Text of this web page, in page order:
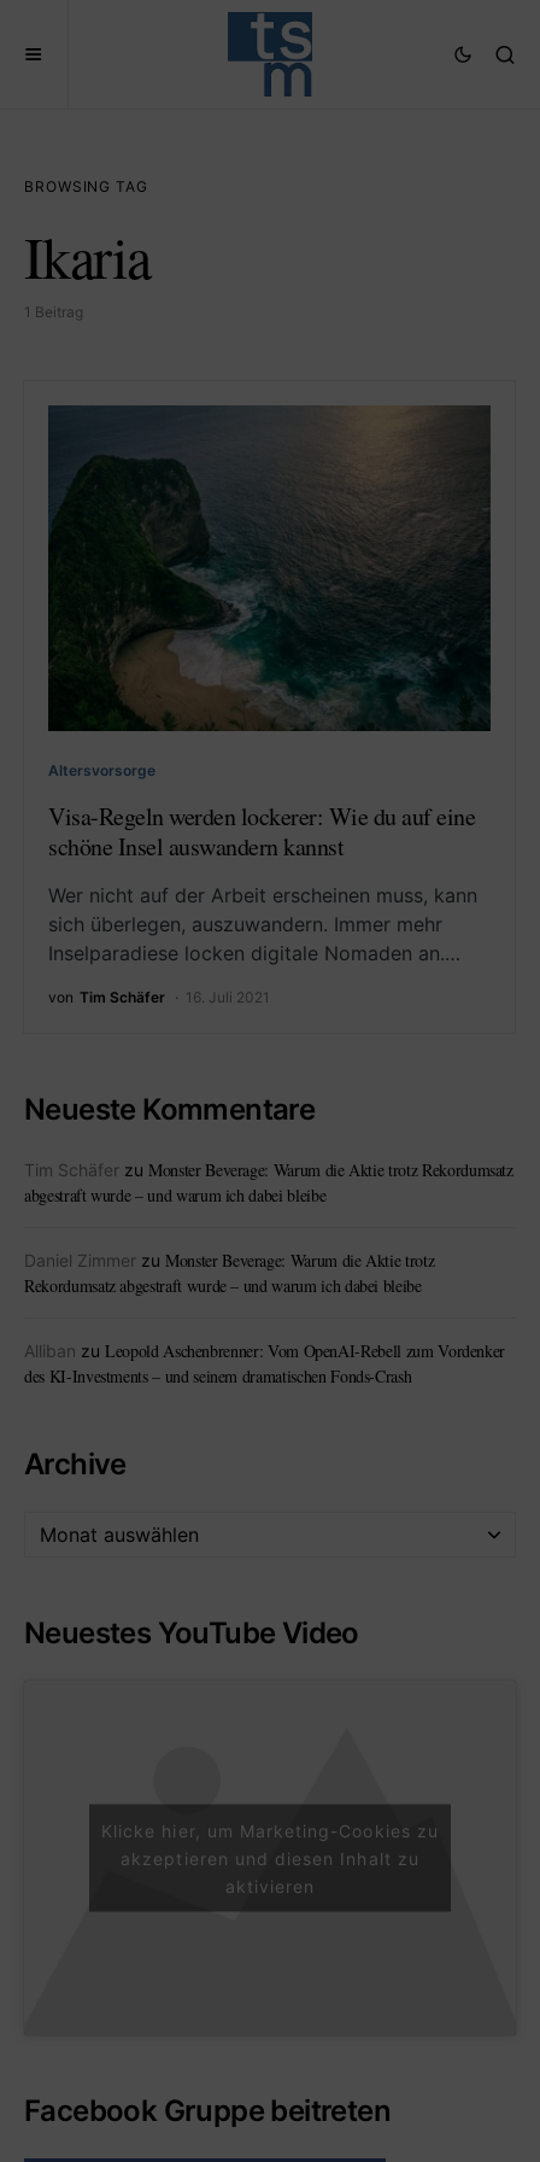
BROWSING TAG
Ikaria
1 Beitrag
Altersvorsorge
Visa-Regeln werden lockerer: Wie du auf eine
schöne Insel auswandern kannst
Wer nicht auf der Arbeit erscheinen muss, kann
sich überlegen, auszuwandern. Immer mehr
Inselparadiese locken digitale Nomaden an.…
von Tim Schäfer 16. Juli 2021
Neueste Kommentare
Tim Schäfer zu Monster Beverage: Warum die Aktie trotz Rekordumsatz
abgestraft wurde – und warum ich dabei bleibe
Daniel Zimmer zu Monster Beverage: Warum die Aktie trotz
Rekordumsatz abgestraft wurde – und warum ich dabei bleibe
Alliban zu Leopold Aschenbrenner: Vom OpenAI-Rebell zum Vordenker
des KI-Investments – und seinem dramatischen Fonds-Crash
Archive
Neuestes YouTube Video
Klicke hier, um Marketing-Cookies zu
akzeptieren und diesen Inhalt zu
aktivieren
Facebook Gruppe beitreten